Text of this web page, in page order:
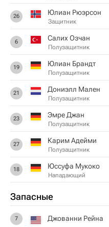
26 Юлиан Рюэрсон
Защитник
6 Салих Озчан
Полузащитник
19 Юлиан Брандт
Полузащитник
21 Дониэлл Мален
Полузащитник
23 Эмре Джан
Полузащитник
27 Карим Адейми
Полузащитник
18 Юссуфа Мукоко
Нападающий
Запасные
7 Джованни Рейна